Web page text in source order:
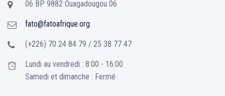
06 BP 9882 Ouagadougou 06
fato@fatoafrique.org
(+226) 70 24 84 79 / 25 38 77 47
Lundi au vendredi : 8:00 - 16:00
Samedi et dimanche : Fermé